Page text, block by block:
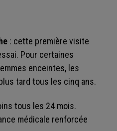
: cette première visite
Pour certaines
enceintes, les
tard tous les cinq ans.
tous les 24 mois.
médicale renforcée